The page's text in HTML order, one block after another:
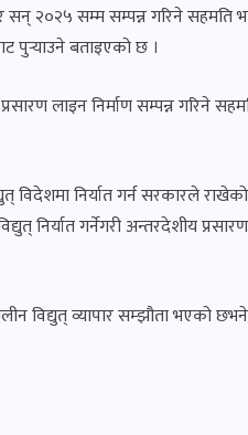
सन् २०२५ सम्म सम्पन्न गरिने
पुर्‍याउने बताइएको छ ।
लाइन निर्माण सम्पन्न गरिने
निर्यात गर्न सरकारले राखेको
निर्यात गर्नेगरी अन्तरदेशीय
विद्युत् व्यापार सम्झौता भएको